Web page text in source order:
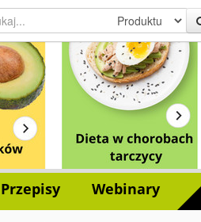
Przepisy Webinary